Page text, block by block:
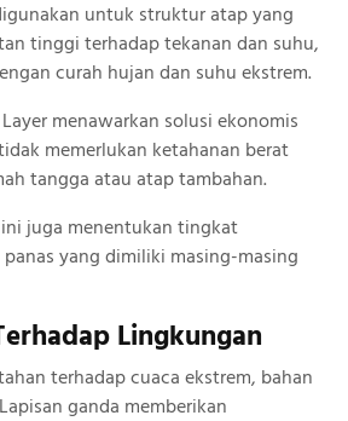
untuk struktur atap yang
tinggi terhadap tekanan dan suhu,
curah hujan dan suhu ekstrem.
menawarkan solusi ekonomis
memerlukan ketahanan berat
tangga atau atap tambahan.
juga menentukan tingkat
panas yang dimiliki masing-masing
Lingkungan
terhadap cuaca ekstrem, bahan
ganda memberikan